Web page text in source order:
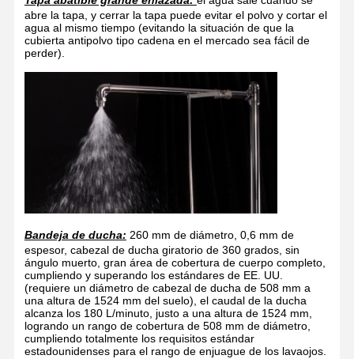
Hogar Productos
Acerca De
Visita A La
abre la tapa, y cerrar la tapa puede evitar el polvo y cortar el
agua al mismo tiempo (evitando la situación de que la
cubierta antipolvo tipo cadena en el mercado sea fácil de
perder).
Bandeja de ducha: 260 mm de diámetro, 0,6 mm de
espesor, cabezal de ducha giratorio de 360 grados, sin
ángulo muerto, gran área de cobertura de cuerpo completo,
cumpliendo y superando los estándares de EE. UU.
(requiere un diámetro de cabezal de ducha de 508 mm a
una altura de 1524 mm del suelo), el caudal de la ducha
alcanza los 180 L/minuto, justo a una altura de 1524 mm,
logrando un rango de cobertura de 508 mm de diámetro,
cumpliendo totalmente los requisitos estándar
estadounidenses para el rango de enjuague de los lavaojos.